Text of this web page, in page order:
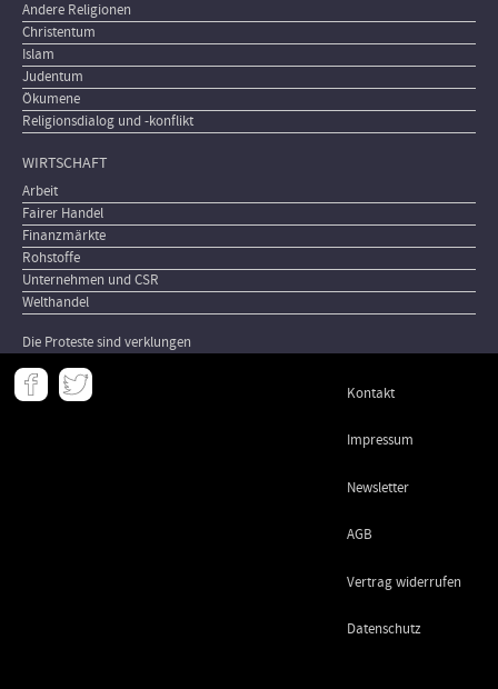
Andere Religionen
Christentum
Islam
Judentum
Ökumene
Religionsdialog und -konflikt
WIRTSCHAFT
Arbeit
Fairer Handel
Finanzmärkte
Rohstoffe
Unternehmen und CSR
Welthandel
Die Proteste sind verklungen
Meta
- Kontakt
Impressum
Newsletter
AGB
Vertrag widerrufen
Datenschutz